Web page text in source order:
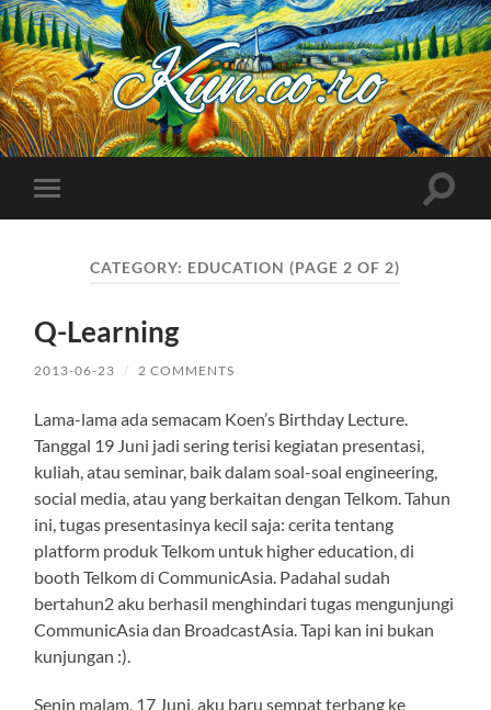
Kuncoro++
Toggle
mobile
Toggle
CATEGORY: EDUCATION (PAGE 2 OF 2)
Q-Learning
2013-06-23 / 2 COMMENTS
Lama-lama ada semacam Koen’s Birthday Lecture.
Tanggal 19 Juni jadi sering terisi kegiatan presentasi,
kuliah, atau seminar, baik dalam soal-soal engineering,
social media, atau yang berkaitan dengan Telkom. Tahun
ini, tugas presentasinya kecil saja: cerita tentang
platform produk Telkom untuk higher education, di
booth Telkom di CommunicAsia. Padahal sudah
bertahun2 aku berhasil menghindari tugas mengunjungi
CommunicAsia dan BroadcastAsia. Tapi kan ini bukan
kunjungan :).
Senin malam, 17 Juni, aku baru sempat terbang ke